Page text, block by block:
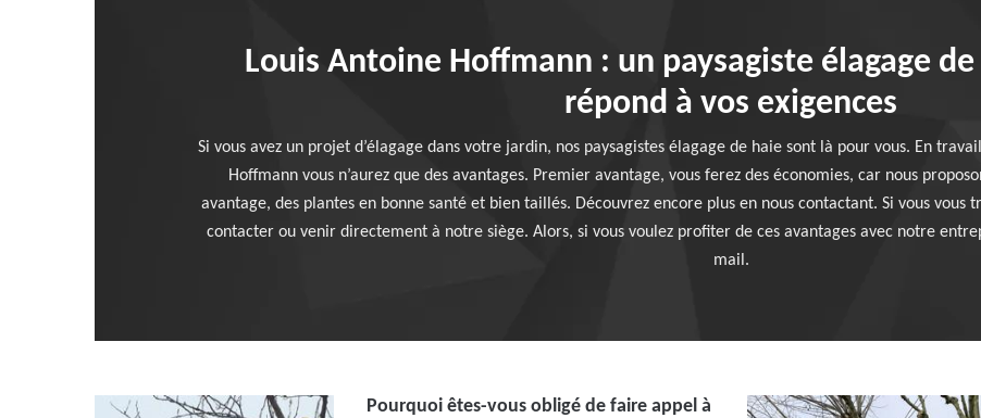
Louis Antoine Hoffmann : un paysagiste élagage
répond à vos exigences
Si vous avez un projet d’élagage dans votre jardin, nos paysagistes élagage de haie sont là pour vous. En
Hoffmann vous n’aurez que des avantages. Premier avantage, vous ferez des économies, car nous
avantage, des plantes en bonne santé et bien taillés. Découvrez encore plus en nous contactant. Si vous vous
contacter ou venir directement à notre siège. Alors, si vous voulez profiter de ces avantages avec notre
mail.
Pourquoi êtes-vous obligé de faire appel à